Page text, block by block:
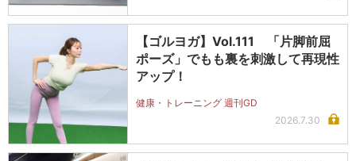
【ゴルヨガ】Vol.111 「片脚前屈
ポーズ」でもも裏を刺激して再現性
アップ！
健康・トレーニング 週刊GD
2026.7.30